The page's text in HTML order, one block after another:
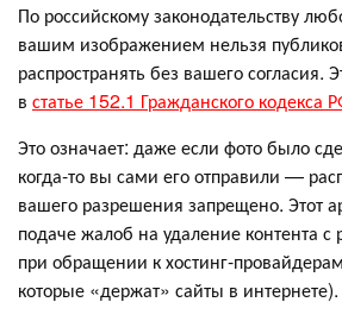
По российскому законодательству
вашим изображением нельзя
распространять без вашего согласия.
в статье 152.1 Гражданского кодекса
Это означает: даже если фото было
когда-то вы сами его отправили —
вашего разрешения запрещено. Этот
подаче жалоб на удаление контента с
при обращении к хостинг-
которые «держат» сайты в интернете).